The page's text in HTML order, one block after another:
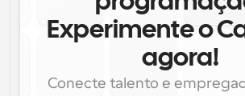
Experimente o
agora!
Conecte talento e